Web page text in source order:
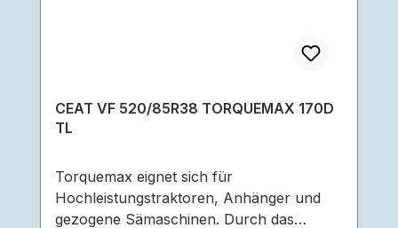
CEAT VF 520/85R38 TORQUEMAX 170D
TL
Torquemax eignet sich für
Hochleistungstraktoren, Anhänger und
gezogene Sämaschinen. Durch das